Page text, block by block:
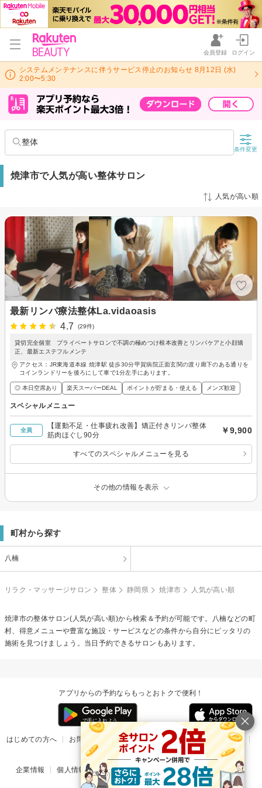
会員登録 ログイン
システムメンテナンスに伴うサービス停止のお知らせ 8月12日 (水)
2:00〜5:30
整体
条件変更
焼津市で人気が高い整体サロン
人気が高い順
最新リンパ療法整体La.vidaoasis
4.7
(29件)
貸切完全個室 プライベートサロンで不調の極めつけ根本改善とリンパケアと小顔矯
正、最新エステフルメンテ
アクセス：JR東海道本線 焼津駅 徒歩30分甲賀病院正面玄関の渡り廊下のある通りを
コインランドリーを後ろにして車で1分左手にあります。
◎ 本日空席あり 楽天スーパーDEAL ポイントが貯まる・使える メンズ歓迎
スペシャルメニュー
全員
【運動不足・仕事疲れ改善】矯正付きリンパ整体
筋肉ほぐし90分
￥9,900
すべてのスペシャルメニューを見る
その他の情報を表示
町村から探す
八楠
リラク・マッサージサロン 整体 静岡県 焼津市 人気が高い順
焼津市の整体サロン(人気が高い順)から検索＆予約が可能です。八楠などの町
村、得意メニューや豊富な施設・サービスなどの条件から自分にピッタリの
施術を見つけましょう。当日予約できるサロンもあります。
アプリからの予約ならもっとおトクで便利！
はじめての方へ お問い合わせ ヘルプ リリース情報
利用規約
掲載ご希望のサロン様
企業情報 個人情報保護方針 楽天のサービス一覧 アプリ一覧
© Rakuten Group, Inc.